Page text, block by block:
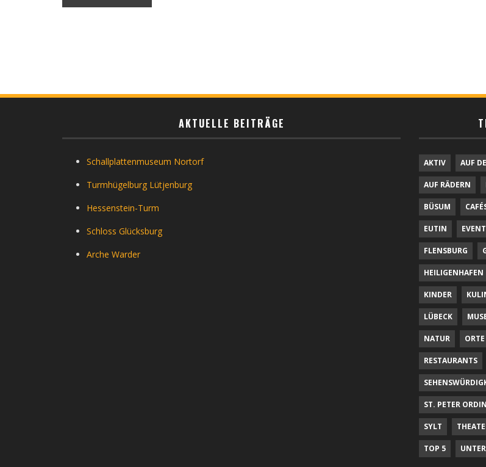
AKTUELLE BEITRÄGE
Schallplattenmuseum Nortorf
Turmhügelburg Lütjenburg
Hessenstein-Turm
Schloss Glücksburg
Arche Warder
AKTIV AUF
AUF RÄDERN
BÜSUM
EUTIN EVENT
FLENSBURG
HEILIGENHAFEN
KINDER
LÜBECK
NATUR ORTE
RESTAURANTS
ST. PETER
SYLT
TOP 5